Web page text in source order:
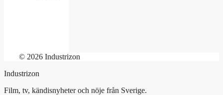
© 2026 Industrizon
Industrizon
Film, tv, kändisnyheter och nöje från Sverige.